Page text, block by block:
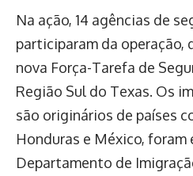
Na ação, 14 agências de
participaram da operação,
nova Força-Tarefa de
Região Sul do Texas. Os
são originários de países
Honduras e México, foram
Departamento de